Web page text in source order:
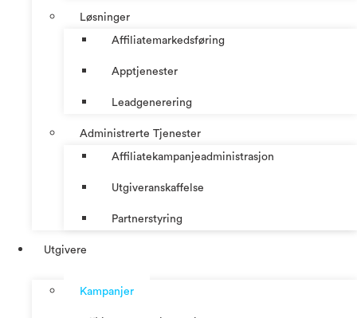
Løsninger
Affiliatemarkedsføring
Apptjenester
Leadgenerering
Administrerte Tjenester
Affiliatekampanjeadministrasjon
Utgiveranskaffelse
Partnerstyring
Utgivere
Kampanjer